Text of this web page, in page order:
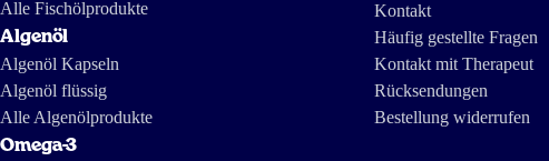
hergestellt wird.
Alle Fischölprodukte
Algenöl
Algenöl Kapseln
Algenöl flüssig
Alle Algenölprodukte
Omega-3
Kontakt
Häufig gestellte Fragen
Kontakt mit Therapeut
Rücksendungen
Bestellung widerrufen